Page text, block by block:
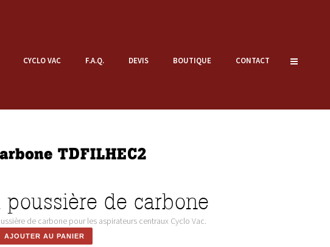
CYCLO VAC F.A.Q. DEVIS BOUTIQUE CONTACT
TDFILHEC2
poussière de carbone
de carbone pour les aspirateurs centraux Cyclo Vac.
AJOUTER AU PANIER